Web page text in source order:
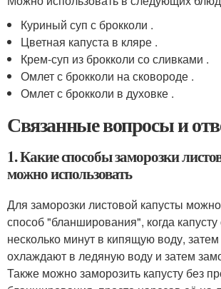
Куриный суп с брокколи .
Цветная капуста в кляре .
Крем-суп из брокколи со сливками .
Омлет с брокколи на сковороде .
Омлет с брокколи в духовке .
Связанные вопросы и
1. Какие способы заморозки
можно использовать
Для заморозки листовой капусты
способ "бланширования", когда
несколько минут в кипящую воду,
охлаждают в ледяную воду и затем
Также можно заморозить капусту без